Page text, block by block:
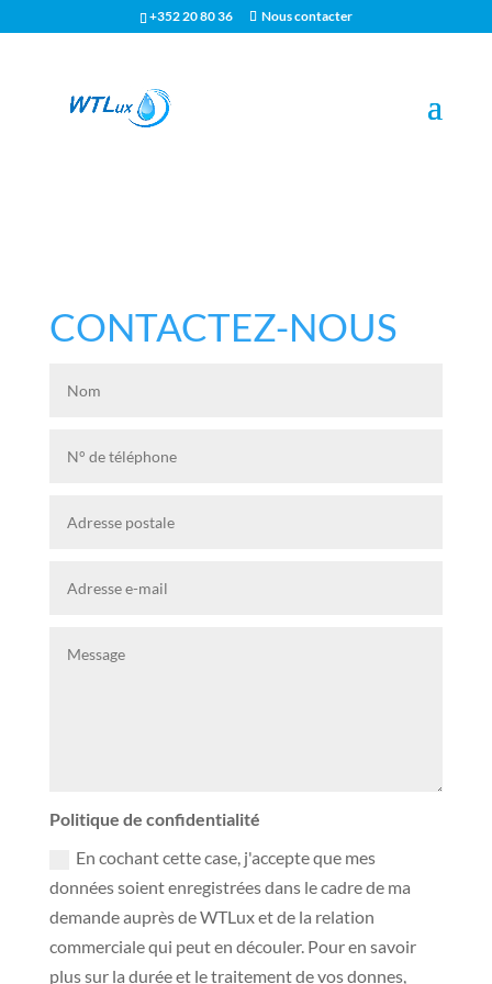
+352 20 80 36 Nous contacter
CONTACTEZ-NOUS
Politique de confidentialité
En cochant cette case, j'accepte que mes
données soient enregistrées dans le cadre de ma
demande auprès de WTLux et de la relation
commerciale qui peut en découler. Pour en savoir
plus sur la durée et le traitement de vos donnes,